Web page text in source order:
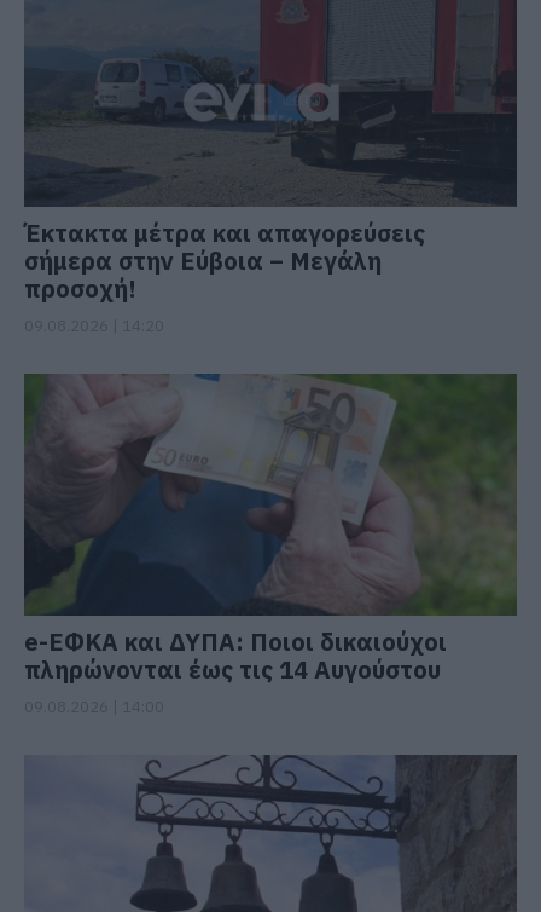
Έκτακτα μέτρα και απαγορεύσεις
σήμερα στην Εύβοια – Μεγάλη
προσοχή!
e-ΕΦΚΑ και ΔΥΠΑ: Ποιοι δικαιούχοι
πληρώνονται έως τις 14 Αυγούστου